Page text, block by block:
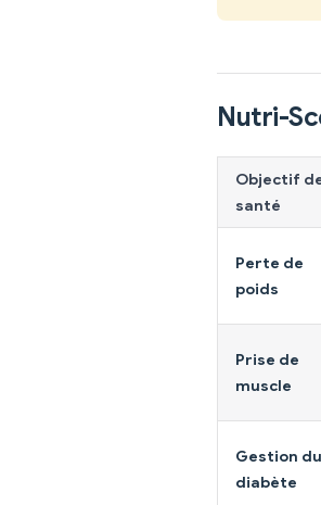
Nutri-
Objectif
santé
Perte de
poids
Prise de
muscle
Gestion du
diabète